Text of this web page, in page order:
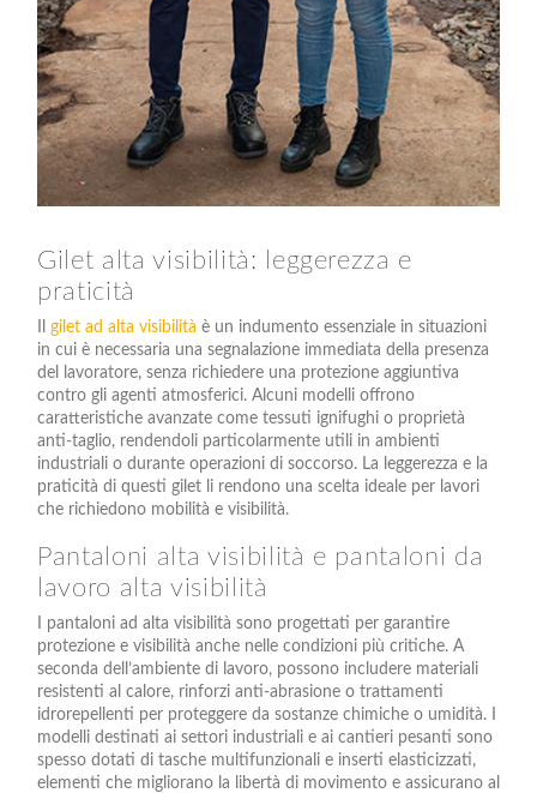
Gilet alta visibilità: leggerezza e
praticità
gilet ad alta visibilità è un indumento essenziale in situazioni
in cui è necessaria una segnalazione immediata della presenza
del lavoratore, senza richiedere una protezione aggiuntiva
contro gli agenti atmosferici. Alcuni modelli offrono
caratteristiche avanzate come tessuti ignifughi o proprietà
anti-taglio, rendendoli particolarmente utili in ambienti
industriali o durante operazioni di soccorso. La leggerezza e la
praticità di questi gilet li rendono una scelta ideale per lavori
che richiedono mobilità e visibilità.
Pantaloni alta visibilità e pantaloni da
lavoro alta visibilità
I pantaloni ad alta visibilità sono progettati per garantire
protezione e visibilità anche nelle condizioni più critiche. A
seconda dell’ambiente di lavoro, possono includere materiali
resistenti al calore, rinforzi anti-abrasione o trattamenti
idrorepellenti per proteggere da sostanze chimiche o umidità. I
modelli destinati ai settori industriali e ai cantieri pesanti sono
spesso dotati di tasche multifunzionali e inserti elasticizzati,
elementi che migliorano la libertà di movimento e assicurano al